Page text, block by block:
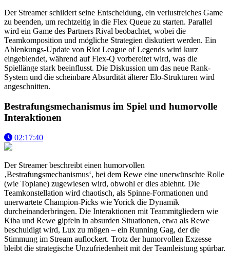
Der Streamer schildert seine Entscheidung, ein verlustreiches Game
zu beenden, um rechtzeitig in die Flex Queue zu starten. Parallel
wird ein Game des Partners Rival beobachtet, wobei die
Teamkomposition und mögliche Strategien diskutiert werden. Ein
Ablenkungs-Update von Riot League of Legends wird kurz
eingeblendet, während auf Flex-Q vorbereitet wird, was die
Spiellänge stark beeinflusst. Die Diskussion um das neue Rank-
System und die scheinbare Absurdität älterer Elo-Strukturen wird
angeschnitten.
Bestrafungsmechanismus im Spiel und humorvolle
Interaktionen
02:17:40
Der Streamer beschreibt einen humorvollen
‚Bestrafungsmechanismus‘, bei dem Rewe eine unerwünschte Rolle
(wie Toplane) zugewiesen wird, obwohl er dies ablehnt. Die
Teamkonstellation wird chaotisch, als Spinne-Formationen und
unerwartete Champion-Picks wie Yorick die Dynamik
durcheinanderbringen. Die Interaktionen mit Teammitgliedern wie
Kiba und Rewe gipfeln in absurden Situationen, etwa als Rewe
beschuldigt wird, Lux zu mögen – ein Running Gag, der die
Stimmung im Stream auflockert. Trotz der humorvollen Exzesse
bleibt die strategische Unzufriedenheit mit der Teamleistung spürbar.